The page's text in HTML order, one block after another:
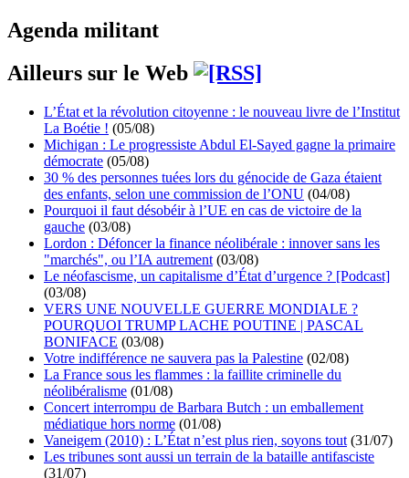
Agenda militant
Ailleurs sur le Web
L’État et la révolution citoyenne : le nouveau livre de l’Institut
La Boétie ! (05/08)
Michigan : Le progressiste Abdul El-Sayed gagne la primaire
démocrate (05/08)
30 % des personnes tuées lors du génocide de Gaza étaient
des enfants, selon une commission de l’ONU (04/08)
Pourquoi il faut désobéir à l’UE en cas de victoire de la
gauche (03/08)
Lordon : Défoncer la finance néolibérale : innover sans les
"marchés", ou l’IA autrement (03/08)
Le néofascisme, un capitalisme d’État d’urgence ? [Podcast]
(03/08)
VERS UNE NOUVELLE GUERRE MONDIALE ?
POURQUOI TRUMP LACHE POUTINE | PASCAL
BONIFACE (03/08)
Votre indifférence ne sauvera pas la Palestine (02/08)
La France sous les flammes : la faillite criminelle du
néolibéralisme (01/08)
Concert interrompu de Barbara Butch : un emballement
médiatique hors norme (01/08)
Vaneigem (2010) : L’État n’est plus rien, soyons tout (31/07)
Les tribunes sont aussi un terrain de la bataille antifasciste
(31/07)